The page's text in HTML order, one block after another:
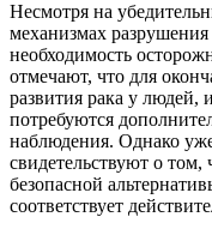
Несмотря на
механизмах
необходимость
отмечают, что для
развития рака у людей,
потребуются
наблюдения. Однако
свидетельствуют о
безопасной
соответствует